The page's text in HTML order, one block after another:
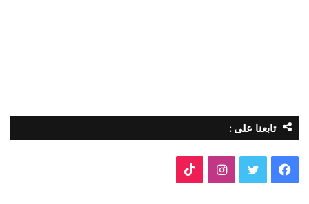
تابعنا على :
فيسبوك تويتر انستقرام